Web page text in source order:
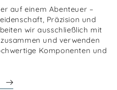
auf einem Abenteuer –
Präzision und
wir ausschließlich mit
und verwenden
Komponenten und